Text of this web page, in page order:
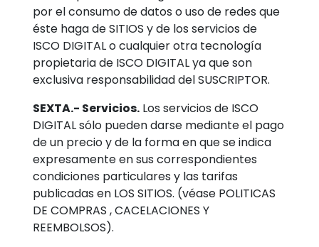
por el consumo de datos o uso de redes que
éste haga de SITIOS y de los servicios de
ISCO DIGITAL o cualquier otra tecnología
propietaria de ISCO DIGITAL ya que son
exclusiva responsabilidad del SUSCRIPTOR.
SEXTA.- Servicios. Los servicios de ISCO
DIGITAL sólo pueden darse mediante el pago
de un precio y de la forma en que se indica
expresamente en sus correspondientes
condiciones particulares y las tarifas
publicadas en LOS SITIOS. (véase POLITICAS
DE COMPRAS , CACELACIONES Y
REEMBOLSOS).